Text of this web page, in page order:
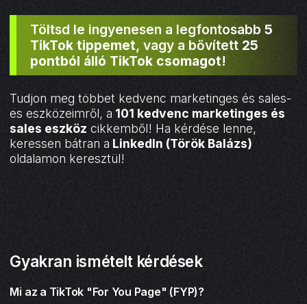
Töltsd le ingyenesen a legfontosabb 5
TikTok tippemet, vagy a bővített 25
pontból álló TikTok csomagot!
Tudjon meg többet kedvenc marketinges és sales-
es eszközeimről, a 101 kedvenc marketinges és
sales eszköz cikkemből! Ha kérdése lenne,
keressen bátran a LinkedIn (Török Balázs)
oldalamon keresztül!
Gyakran ismételt kérdések
Mi az a TikTok "For You Page" (FYP)?